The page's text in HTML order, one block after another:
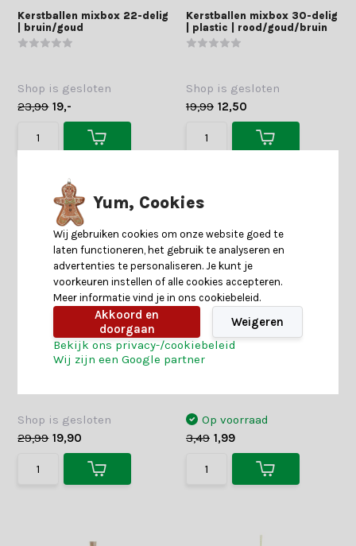
Kerstballen mixbox 22-delig
| bruin/goud
Shop is gesloten
23,99 19,-
Kerstballen mixbox 30-delig
| plastic | rood/goud/bruin
Shop is gesloten
19,99 12,50
Kerstballen mixbox 25-delig
| glanzend/mat/glitter |
Shop is gesloten
29,99 19,90
Kerstbal | foam | cognac met
spikkels | 8cm
Op voorraad
3,49 1,99
Yum, Cookies
Wij gebruiken cookies om onze website goed te
laten functioneren, het gebruik te analyseren en
advertenties te personaliseren. Je kunt je
voorkeuren instellen of alle cookies accepteren.
Meer informatie vind je in ons cookiebeleid.
Akkoord en
doorgaan
Weigeren
Bekijk ons privacy-/cookiebeleid
Wij zijn een Google partner